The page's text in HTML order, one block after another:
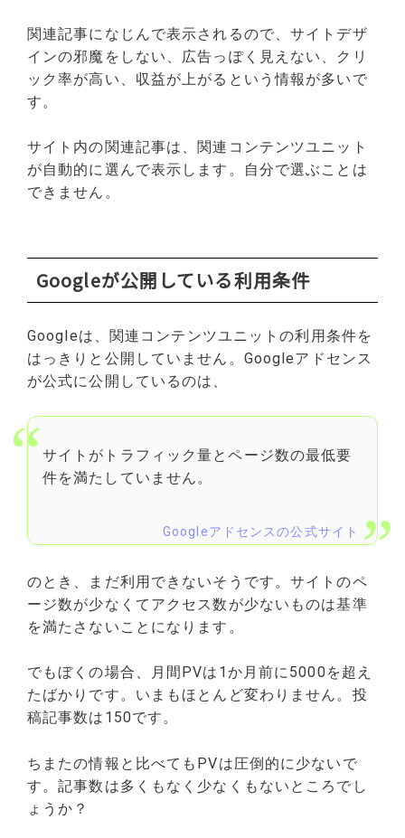
関連記事になじんで表示されるので、サイトデザ
インの邪魔をしない、広告っぽく見えない、クリ
ック率が高い、収益が上がるという情報が多いで
す。
サイト内の関連記事は、関連コンテンツユニット
が自動的に選んで表示します。自分で選ぶことは
できません。
Googleが公開している利用条件
Googleは、関連コンテンツユニットの利用条件を
はっきりと公開していません。Googleアドセンス
が公式に公開しているのは、
サイトがトラフィック量とページ数の最低要
件を満たしていません。
Googleアドセンスの公式サイト
のとき、まだ利用できないそうです。サイトのペ
ージ数が少なくてアクセス数が少ないものは基準
を満たさないことになります。
でもぼくの場合、月間PVは1か月前に5000を超え
たばかりです。いまもほとんど変わりません。投
稿記事数は150です。
ちまたの情報と比べてもPVは圧倒的に少ないで
す。記事数は多くもなく少なくもないところでし
ょうか？